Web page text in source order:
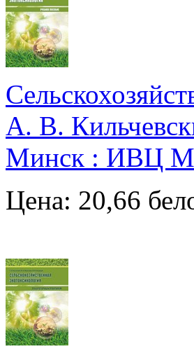
А. В.
Минск : ИВЦ
Цена: 20,66